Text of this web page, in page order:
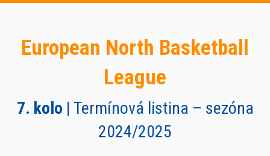
European North Basketball
League
7. kolo | Termínová listina – sezóna
2024/2025